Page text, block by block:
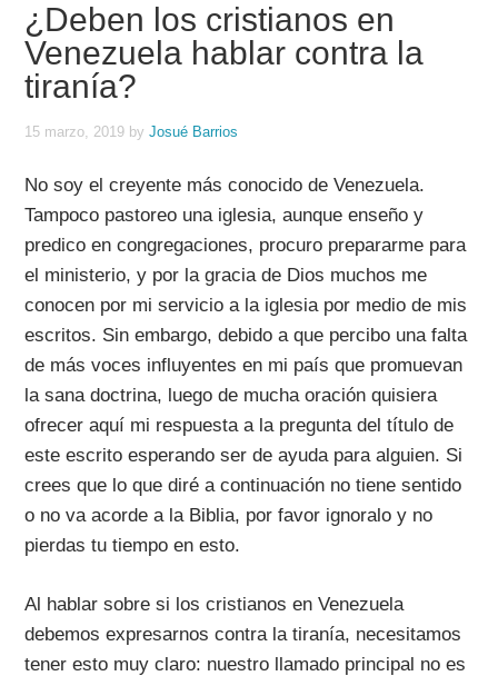
¿Deben los cristianos en
Venezuela hablar contra la
tiranía?
15 marzo, 2019 byJosué Barrios
No soy el creyente más conocido de Venezuela.
Tampoco pastoreo una iglesia, aunque enseño y
predico en congregaciones, procuro prepararme para
el ministerio, y por la gracia de Dios muchos me
conocen por mi servicio a la iglesia por medio de mis
escritos. Sin embargo, debido a que percibo una falta
de más voces influyentes en mi país que promuevan
la sana doctrina, luego de mucha oración quisiera
ofrecer aquí mi respuesta a la pregunta del título de
este escrito esperando ser de ayuda para alguien. Si
crees que lo que diré a continuación no tiene sentido
o no va acorde a la Biblia, por favor ignoralo y no
pierdas tu tiempo en esto.
Al hablar sobre si los cristianos en Venezuela
debemos expresarnos contra la tiranía, necesitamos
tener esto muy claro: nuestro llamado principal no es